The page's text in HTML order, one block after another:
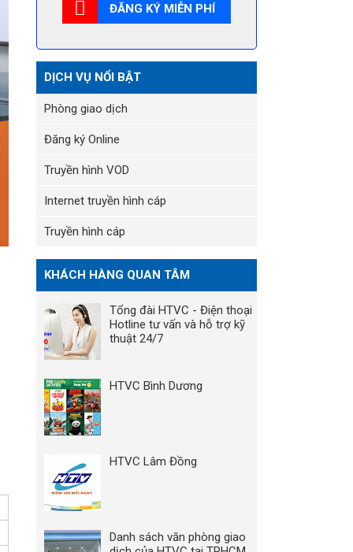
ĐĂNG KÝ MIỄN PHÍ
DỊCH VỤ NỔI BẬT
Phòng giao dịch
Đăng ký Online
Truyền hình VOD
Internet truyền hình cáp
Truyền hình cáp
KHÁCH HÀNG QUAN TÂM
Tổng đài HTVC - Điện thoại
Hotline tư vấn và hỗ trợ kỹ
thuật 24/7
HTVC Bình Dương
HTVC Lâm Đồng
Danh sách văn phòng giao